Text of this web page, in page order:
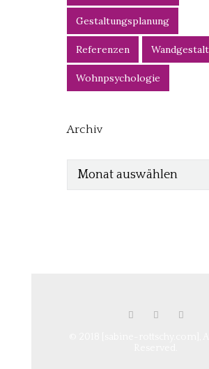
Gestaltungsplanung
Referenzen
Wohnpsychologie
Archiv